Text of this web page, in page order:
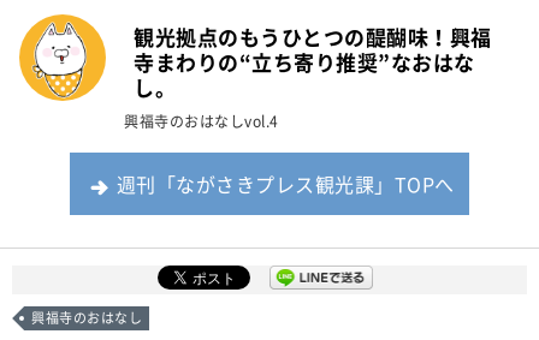
観光拠点のもうひとつの醍醐味！興福
寺まわりの“立ち寄り推奨”なおはな
し。
興福寺のおはなしvol.4
週刊「ながさきプレス観光課」TOPへ
興福寺のおはなし